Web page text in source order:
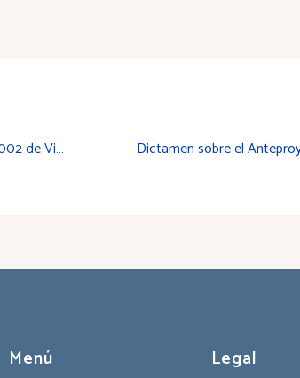
Dictamen sobre el Anteproyecto de Ley 2/2002 de Vitivinicultura de La Rioja
Menú Legal